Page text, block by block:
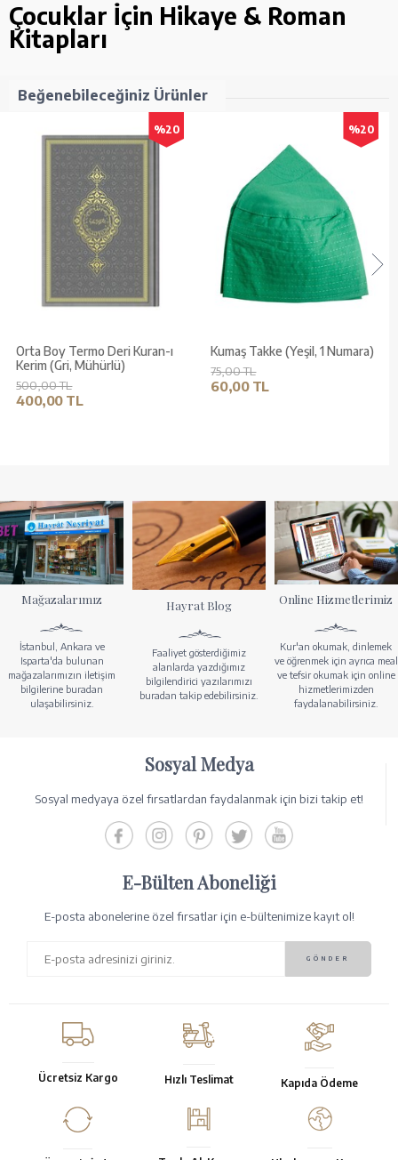
Çocuklar İçin Hikaye & Roman
Kitapları
Beğenebileceğiniz Ürünler
%20
Orta Boy Termo Deri Kuran-ı
Kerim (Gri, Mühürlü)
500,00 TL
400,00 TL
%20
Kumaş Takke (Yeşil, 1 Numara)
75,00 TL
60,00 TL
Mağazalarımız
İstanbul, Ankara ve
Isparta'da bulunan
mağazalarımızın iletişim
bilgilerine buradan
ulaşabilirsiniz.
Hayrat Blog
Faaliyet gösterdiğimiz
alanlarda yazdığımız
bilgilendirici yazılarımızı
buradan takip edebilirsiniz.
Online Hizmetlerimiz
Kur'an okumak, dinlemek
ve öğrenmek için ayrıca meal
ve tefsir okumak için online
hizmetlerimizden
faydalanabilirsiniz.
Sosyal Medya
Sosyal medyaya özel fırsatlardan faydalanmak için bizi takip et!
E-Bülten Aboneliği
E-posta abonelerine özel fırsatlar için e-bültenimize kayıt ol!
Ücretsiz Kargo Hızlı Teslimat Kapıda Ödeme